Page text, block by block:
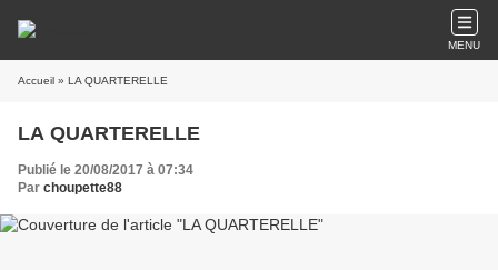
MENU
Accueil » LA QUARTERELLE
LA QUARTERELLE
Publié le 20/08/2017 à 07:34
Par choupette88